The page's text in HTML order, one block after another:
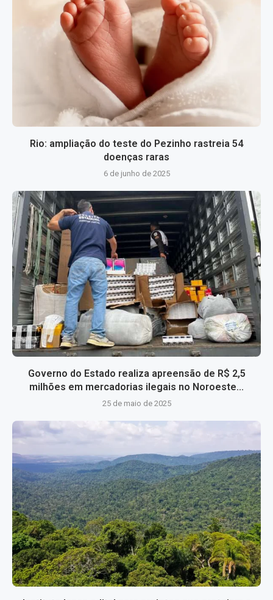
Rio: ampliação do teste do Pezinho rastreia 54
doenças raras
6 de junho de 2025
Governo do Estado realiza apreensão de R$ 2,5
milhões em mercadorias ilegais no Noroeste...
25 de maio de 2025